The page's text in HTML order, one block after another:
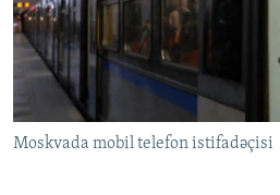
Moskvada mobil telefon istifadəçisi